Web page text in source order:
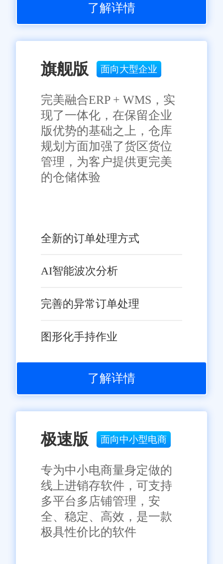
了解详情
旗舰版 面向大型企业
完美融合ERP + WMS，实
现了一体化，在保留企业
版优势的基础之上，仓库
规划方面加强了货区货位
管理，为客户提供更完美
的仓储体验
全新的订单处理方式
AI智能波次分析
完善的异常订单处理
图形化手持作业
了解详情
极速版 面向中小型电商
专为中小电商量身定做的
线上进销存软件，可支持
多平台多店铺管理，安
全、稳定、高效，是一款
极具性价比的软件